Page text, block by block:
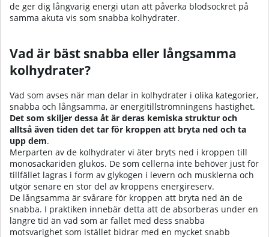
de ger dig långvarig energi utan att påverka blodsockret på
samma akuta vis som snabba kolhydrater.
Vad är bäst snabba eller långsamma
kolhydrater?
Vad som avses när man delar in kolhydrater i olika kategorier,
snabba och långsamma, är energitillströmningens hastighet.
Det som skiljer dessa åt är deras kemiska struktur och
alltså även tiden det tar för kroppen att bryta ned och ta
upp dem.
Merparten av de kolhydrater vi äter bryts ned i kroppen till
monosackariden glukos. De som cellerna inte behöver just för
tillfället lagras i form av glykogen i levern och musklerna och
utgör senare en stor del av kroppens energireserv.
De långsamma är svårare för kroppen att bryta ned än de
snabba. I praktiken innebär detta att de absorberas under en
längre tid än vad som är fallet med dess snabba
motsvarighet som istället bidrar med en mycket snabb